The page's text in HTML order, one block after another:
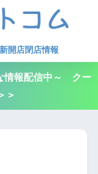
新開店閉店情報
情報配信中～ クー
＞